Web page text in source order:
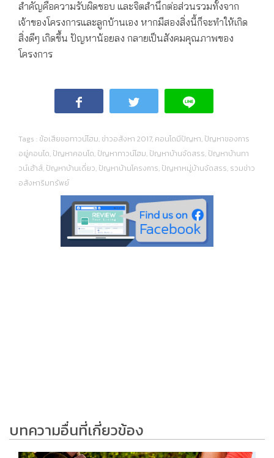
สำคัญคือความรับผิดชอบ และจิตสำนึกต่อส่วนรวมทั้งจาก
เจ้าของโครงการและลูกบ้านเอง หากมีสองสิ่งนี้ก็จะทำให้เกิด
สิ่งดีๆ เกิดขึ้น ปัญหาน้อยลง กลายเป็นสังคมคุณภาพของ
โครงการ
Tags : ข้อเสียขอทาวน์โฮม, ข่าวอสังหา 2017, คอนโดมีปัญหา, ปัญหาของการ
อยู่คอนโด, ปัญหาคอนโด, ปัญหาทาวน์โฮม, ปัญหาบ้านจัดสรร, ปัญหาบ้านทา
วน์เฮ้าส์, ปัญหาบ้านเดี่ยว, ปัญหาบ้านโครงการ, ปัญหาหมู่บ้านจัดสรร, รวมข่าว
อสังหาริมทรัพย์
บทความอื่นที่เกี่ยวข้อง